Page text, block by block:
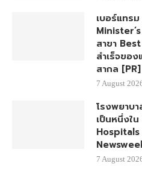
เบอร์แทร
สาขา
สำเร็จขอ
สากล [PR]
7 August
โรงพยาบ
เป็นหนึ่งใ
7 August